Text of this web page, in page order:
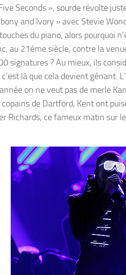
Seconds », sourde révolte
and Ivory » avec Stevie
du piano, alors pourquoi
au 21éme siècle, contre la
signatures ? Au mieux, ils
là que cela devient gênant.
on ne veut pas de merle
copains de Dartford, Kent ont
Richards, ce fameux matin sur